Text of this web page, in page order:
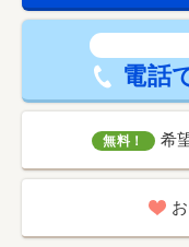
電話
無料！ 希